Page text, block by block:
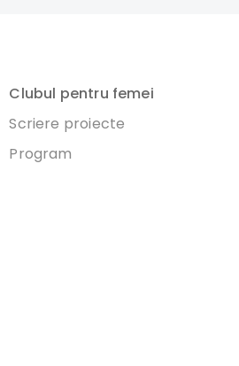
Clubul pentru femei
Scriere proiecte
Program